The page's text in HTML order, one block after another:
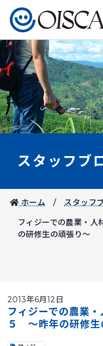
スタッフブ
ホーム スタッフ
フィジーでの農業・
の研修生の頑張り～
2013年6月12日
フィジーでの農業
５ ～昨年の研修生